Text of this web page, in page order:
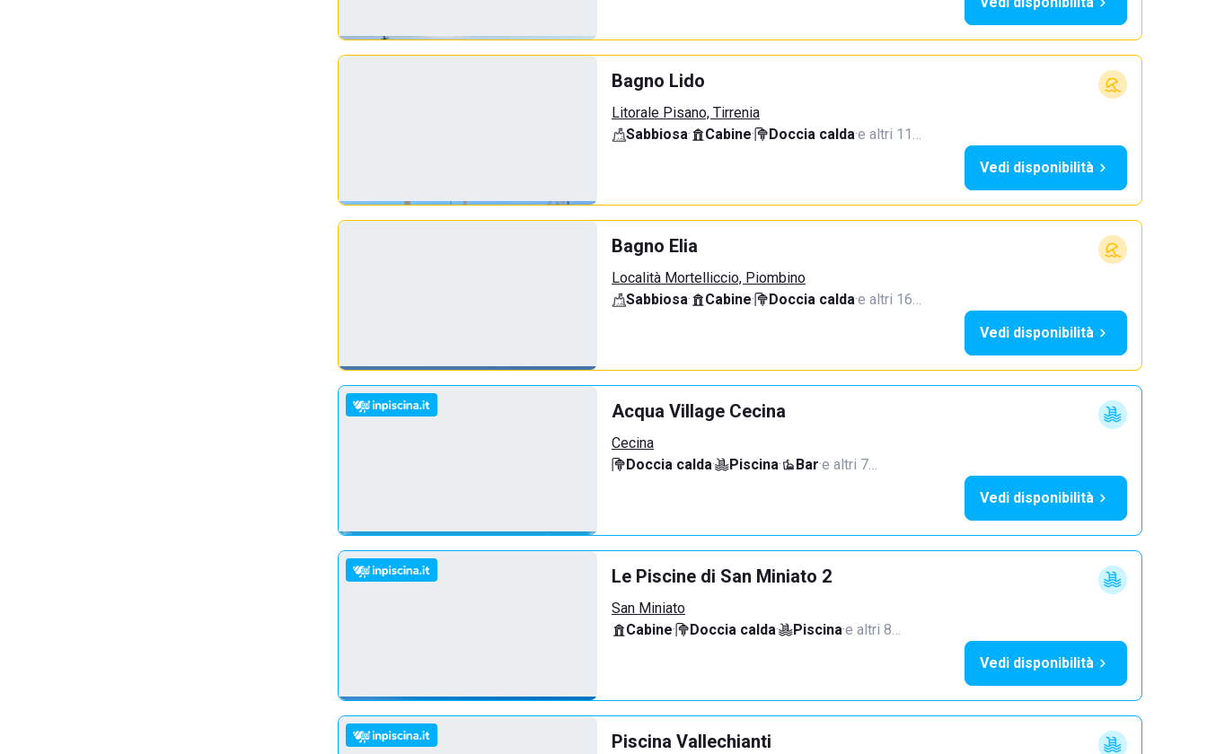
Bagno Lido
Litorale Pisano, Tirrenia
Sabbiosa· Cabine· Doccia calda·e altri 11…
Vedi disponibilità
Bagno Elia
Località Mortelliccio, Piombino
Sabbiosa· Cabine· Doccia calda·e altri 16…
Vedi disponibilità
Acqua Village Cecina
Cecina
Doccia calda· Piscina· Bar·e altri 7…
Vedi disponibilità
Le Piscine di San Miniato 2
San Miniato
Cabine· Doccia calda· Piscina·e altri 8…
Vedi disponibilità
Piscina Vallechianti